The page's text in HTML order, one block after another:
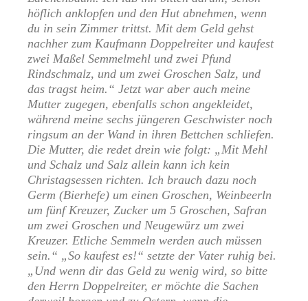
höflich anklopfen und den Hut abnehmen, wenn
du in sein Zimmer trittst. Mit dem Geld gehst
nachher zum Kaufmann Doppelreiter und kaufest
zwei Maßel Semmelmehl und zwei Pfund
Rindschmalz, und um zwei Groschen Salz, und
das tragst heim.“ Jetzt war aber auch meine
Mutter zugegen, ebenfalls schon angekleidet,
während meine sechs jüngeren Geschwister noch
ringsum an der Wand in ihren Bettchen schliefen.
Die Mutter, die redet drein wie folgt: „Mit Mehl
und Schalz und Salz allein kann ich kein
Christagsessen richten. Ich brauch dazu noch
Germ (Bierhefe) um einen Groschen, Weinbeerln
um fünf Kreuzer, Zucker um 5 Groschen, Safran
um zwei Groschen und Neugewürz um zwei
Kreuzer. Etliche Semmeln werden auch müssen
sein.“ „So kaufest es!“ setzte der Vater ruhig bei.
„Und wenn dir das Geld zu wenig wird, so bitte
den Herrn Doppelreiter, er möchte die Sachen